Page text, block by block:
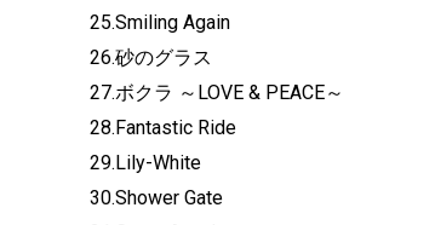
25.Smiling Again
26.砂のグラス
27.ボクラ ～LOVE & PEACE～
28.Fantastic Ride
29.Lily-White
30.Shower Gate